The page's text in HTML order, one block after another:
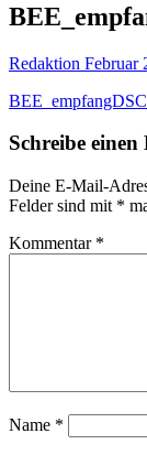
Redaktion Februar
Schreibe
Deine E-Mail-
Felder sind mit *
Kommentar *
Name *